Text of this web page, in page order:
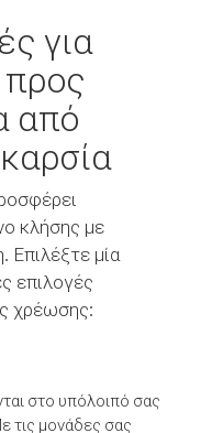
για
προς
από
κλήσης με
Επιλέξτε μία
επιλογές
χρέωσης:
στο υπόλοιπό σας
τις μονάδες σας